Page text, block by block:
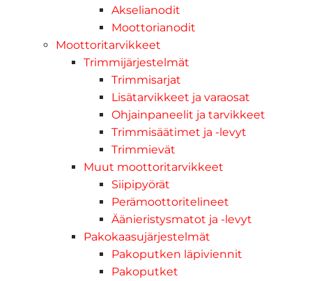
Akselianodit
Moottorianodit
Moottoritarvikkeet
Trimmijärjestelmät
Trimmisarjat
Lisätarvikkeet ja varaosat
Ohjainpaneelit ja tarvikkeet
Trimmisäätimet ja -levyt
Trimmievät
Muut moottoritarvikkeet
Siipipyörät
Perämoottoritelineet
Äänieristysmatot ja -levyt
Pakokaasujärjestelmät
Pakoputken läpiviennit
Pakoputket